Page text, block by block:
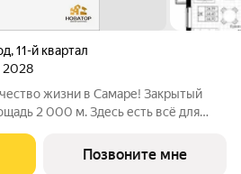
,11-й квартал
2028
жизни в Самаре! Закрытый
всё для
озеленение Безопасность на
Позвоните мне